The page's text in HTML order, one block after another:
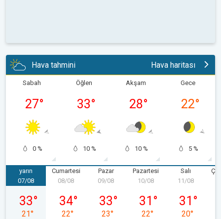
Hava tahmini Hava haritası
Sabah
27°
0 %
Öğlen
33°
10 %
Akşam
28°
10 %
Gece
22°
5 %
yarın
07/08 Cuma
07/08
33°
21°
Cumartesi
08/08 Cumartesi
08/08
34°
22°
Pazar
09/08 Pazar
09/08
33°
23°
Pazartesi
10/08 Pazartesi
10/08
31 °
22°
Salı
11/08 Salı
11/08
31 °
20°